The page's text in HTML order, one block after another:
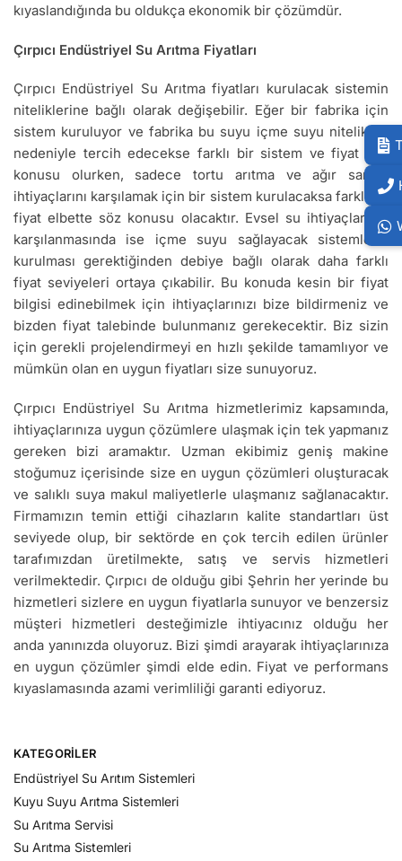
kıyaslandığında bu oldukça ekonomik bir çözümdür.
Çırpıcı Endüstriyel Su Arıtma Fiyatları
Çırpıcı Endüstriyel Su Arıtma fiyatları kurulacak sistemin
niteliklerine bağlı olarak değişebilir. Eğer bir fabrika için
sistem kuruluyor ve fabrika bu suyu içme suyu nitelikleri
nedeniyle tercih edecekse farklı bir sistem ve fiyat söz
konusu olurken, sadece tortu arıtma ve ağır sanayi
ihtiyaçlarını karşılamak için bir sistem kurulacaksa farklı bir
fiyat elbette söz konusu olacaktır. Evsel su ihtiyaçlarının
karşılanmasında ise içme suyu sağlayacak sistemlerin
kurulması gerektiğinden debiye bağlı olarak daha farklı
fiyat seviyeleri ortaya çıkabilir. Bu konuda kesin bir fiyat
bilgisi edinebilmek için ihtiyaçlarınızı bize bildirmeniz ve
bizden fiyat talebinde bulunmanız gerekecektir. Biz sizin
için gerekli projelendirmeyi en hızlı şekilde tamamlıyor ve
mümkün olan en uygun fiyatları size sunuyoruz.
Çırpıcı Endüstriyel Su Arıtma hizmetlerimiz kapsamında,
ihtiyaçlarınıza uygun çözümlere ulaşmak için tek yapmanız
gereken bizi aramaktır. Uzman ekibimiz geniş makine
stoğumuz içerisinde size en uygun çözümleri oluşturacak
ve salıklı suya makul maliyetlerle ulaşmanız sağlanacaktır.
Firmamızın temin ettiği cihazların kalite standartları üst
seviyede olup, bir sektörde en çok tercih edilen ürünler
tarafımızdan üretilmekte, satış ve servis hizmetleri
verilmektedir. Çırpıcı de olduğu gibi Şehrin her yerinde bu
hizmetleri sizlere en uygun fiyatlarla sunuyor ve benzersiz
müşteri hizmetleri desteğimizle ihtiyacınız olduğu her
anda yanınızda oluyoruz. Bizi şimdi arayarak ihtiyaçlarınıza
en uygun çözümler şimdi elde edin. Fiyat ve performans
kıyaslamasında azami verimliliği garanti ediyoruz.
KATEGORILER
Endüstriyel Su Arıtım Sistemleri
Kuyu Suyu Arıtma Sistemleri
Su Arıtma Servisi
Su Arıtma Sistemleri